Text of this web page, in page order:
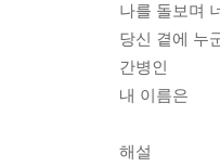
나를 돌보며
당신 곁에 누
간병인
내 이름은
해설